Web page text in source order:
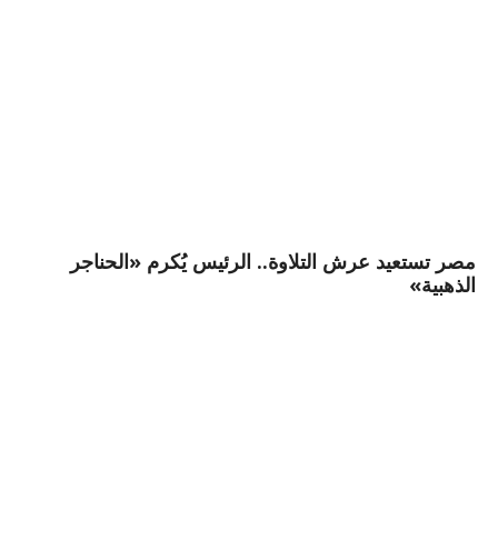
مصر تستعيد عرش التلاوة.. الرئيس يُكرم «الحناجر
الذهبية»